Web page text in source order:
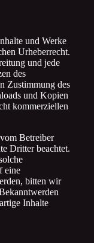
und Werke
Urheberrecht.
und jede
des
Zustimmung des
und Kopien
kommerziellen
Betreiber
Dritter beachtet.
eine
bitten wir
Inhalte